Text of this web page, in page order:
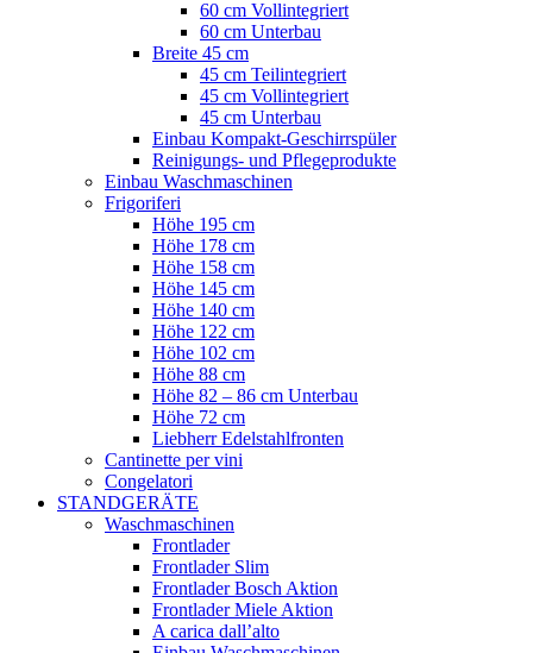
60 cm Vollintegriert
60 cm Unterbau
Breite 45 cm
45 cm Teilintegriert
45 cm Vollintegriert
45 cm Unterbau
Einbau Kompakt-Geschirrspüler
Reinigungs- und Pflegeprodukte
Einbau Waschmaschinen
Frigoriferi
Höhe 195 cm
Höhe 178 cm
Höhe 158 cm
Höhe 145 cm
Höhe 140 cm
Höhe 122 cm
Höhe 102 cm
Höhe 88 cm
Höhe 82 – 86 cm Unterbau
Höhe 72 cm
Liebherr Edelstahlfronten
Cantinette per vini
Congelatori
STANDGERÄTE
Waschmaschinen
Frontlader
Frontlader Slim
Frontlader Bosch Aktion
Frontlader Miele Aktion
A carica dall’alto